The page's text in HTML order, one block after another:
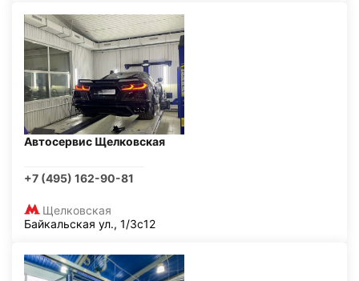
Автосервис Щелковская
+7 (495) 162-90-81
Щелковская
Байкальская ул., 1/3с12